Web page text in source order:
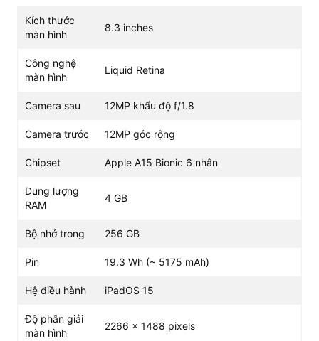
Trang bị chipset A15 Bionic, dung lượng RAM
Tính tới thời điểm hiện tại, iPad Mini 6 Wifi 256GB
chiếc máy tính bảng mini cao cấp nhất vì sở hữu cấu hình
dung lượng RAM hỗ trợ tăng tốc độ xử lý. Bộ nhớ trong
64GB/256GB giúp bạn lưu trữ được nhiều dữ liệu cũng
Kích thước
màn hình
8.3 inches
Công nghệ
màn hình
Liquid Retina
Camera sau 12MP khẩu độ f/1.8
Camera trước 12MP góc rộng
Chipset Apple A15 Bionic 6 nhân
Dung lượng
RAM
4 GB
Bộ nhớ trong 256 GB
Pin 19.3 Wh (~ 5175 mAh)
Hệ điều hành iPadOS 15
Độ phân giải
màn hình
2266 x 1488 pixels